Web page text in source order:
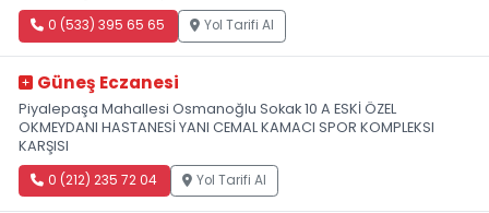
0 (533) 395 65 65 Yol Tarifi Al
Güneş Eczanesi
Piyalepaşa Mahallesi Osmanoğlu Sokak 10 A ESKİ ÖZEL
OKMEYDANI HASTANESİ YANI CEMAL KAMACI SPOR KOMPLEKSI
KARŞISI
0 (212) 235 72 04 Yol Tarifi Al